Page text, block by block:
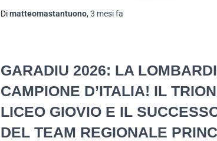
Dimatteomastantuono,3 mesifa
GARADIU 2026: LA
CAMPIONE D’ITALIA! IL
LICEO GIOVIO E IL
DEL TEAM REGIONALE